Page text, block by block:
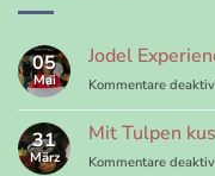
05
Mai
Jodel
Kommentare
31
März
Mit Tulpen
Kommentare